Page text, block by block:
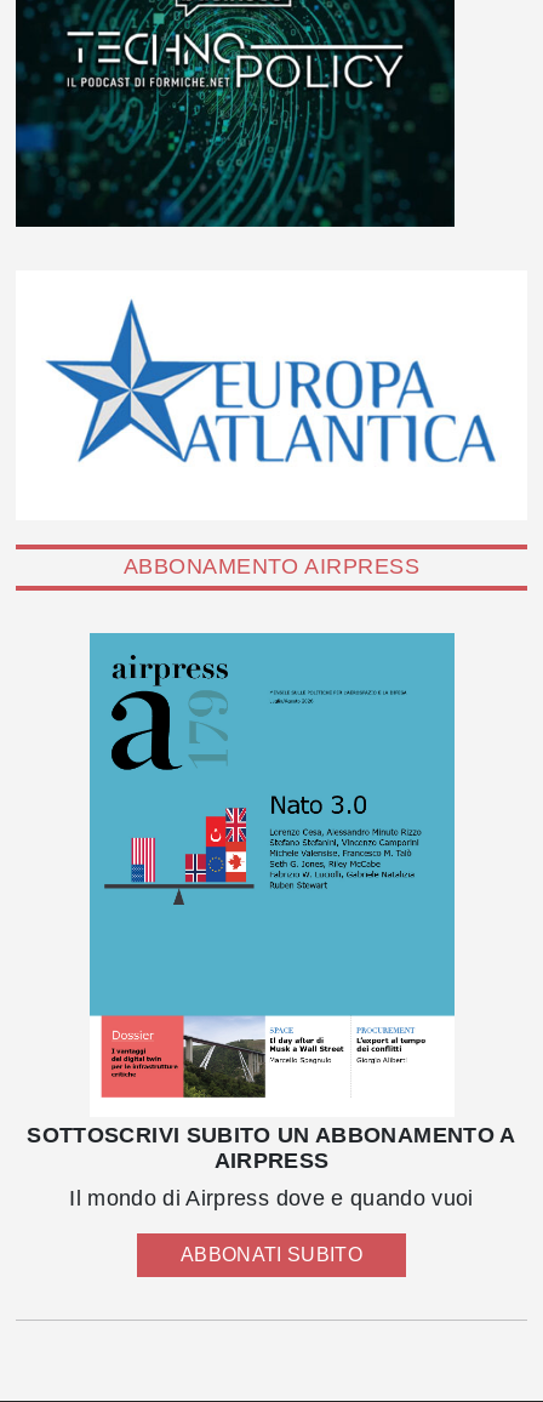
ABBONAMENTO AIRPRESS
SOTTOSCRIVI SUBITO UN ABBONAMENTO A
AIRPRESS
Il mondo di Airpress dove e quando vuoi
ABBONATI SUBITO